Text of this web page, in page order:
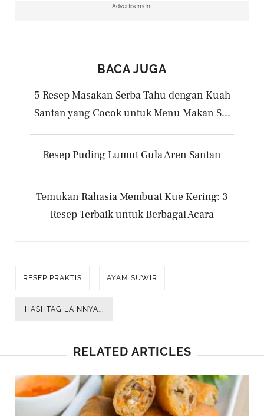
Advertisement
BACA JUGA
5 Resep Masakan Serba Tahu dengan Kuah
Santan yang Cocok untuk Menu Makan S...
Resep Puding Lumut Gula Aren Santan
Temukan Rahasia Membuat Kue Kering: 3
Resep Terbaik untuk Berbagai Acara
RESEP PRAKTIS AYAM SUWIR
HASHTAG LAINNYA...
RELATED ARTICLES